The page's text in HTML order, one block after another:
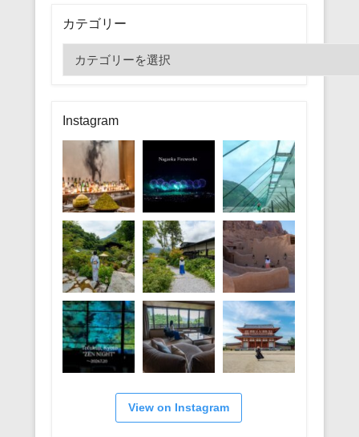
カテゴリー
テ
リ
ー
Instagram
View on Instagram